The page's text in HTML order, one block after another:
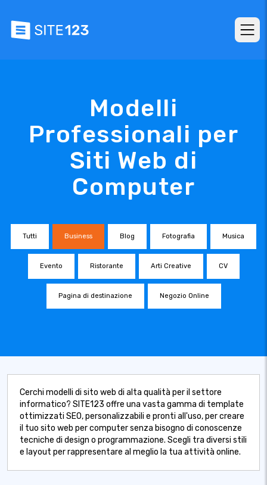
Modelli
Professionali per
Siti Web di
Computer
Tutti Business Blog Fotografia Musica
Evento Ristorante Arti Creative CV
Pagina di destinazione Negozio Online
Cerchi modelli di sito web di alta qualità per il settore
informatico? SITE123 offre una vasta gamma di template
ottimizzati SEO, personalizzabili e pronti all'uso, per creare
il tuo sito web per computer senza bisogno di conoscenze
tecniche di design o programmazione. Scegli tra diversi stili
e layout per rappresentare al meglio la tua attività online.